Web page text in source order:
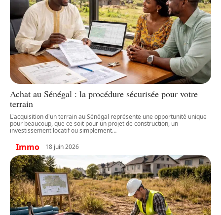
Achat au Sénégal : la procédure sécurisée pour votre
terrain
L'acquisition d'un terrain au Sénégal représente une opportunité unique
pour beaucoup, que ce soit pour un projet de construction, un
investissement locatif ou simplement…
Immo 18 juin 2026